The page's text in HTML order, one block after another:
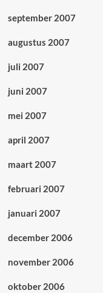
september 2007
augustus 2007
juli 2007
juni 2007
mei 2007
april 2007
maart 2007
februari 2007
januari 2007
december 2006
november 2006
oktober 2006